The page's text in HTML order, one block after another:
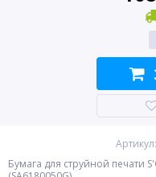
Бумага для струйной печати